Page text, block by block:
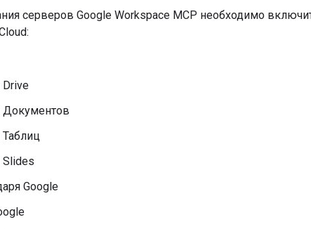
серверов Google Workspace MCP необходимо
Drive
Документов
Таблиц
Slides
Google